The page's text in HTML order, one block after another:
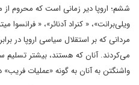
ششم؛ اروپا دیر زمانی است که محروم
ویلی‌برانت»، « کنراد آدنائر»، « فرانسوا
مردانی که بر استقلال سیاسی اروپا در
می‌کردند. آنان که هستند، بیشتر
واشنگتن به آنان به گونه «عملیات